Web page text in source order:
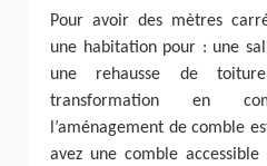
Pour avoir des mètres
une habitation pour : une
une rehausse de
transformation en
l’aménagement de comble
avez une comble